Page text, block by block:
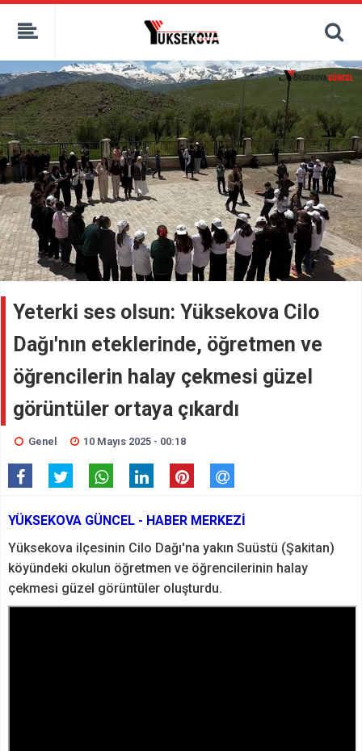
kaçak bahis
deneme bonusu
canlı bahis siteleri
deneme bonusu veren siteler
bahis siteleri
porno izle
Yeterki ses olsun: Yüksekova Cilo
Dağı'nın eteklerinde, öğretmen ve
öğrencilerin halay çekmesi güzel
görüntüler ortaya çıkardı
Genel 10 Mayıs 2025 - 00:18
YÜKSEKOVA GÜNCEL - HABER MERKEZİ
Yüksekova ilçesinin Cilo Dağı'na yakın Suüstü (Şakitan)
köyündeki okulun öğretmen ve öğrencilerinin halay
çekmesi güzel görüntüler oluşturdu.